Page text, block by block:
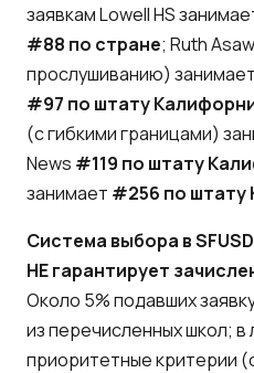
заявкам Lowell HS
#88 по стране; Ruth
прослушиванию)
#97 по штату
(с гибкими границами)
News #119 по штату
занимает #256 по штату
Система выбора в
НЕ гарантирует
Около 5% подавших
из перечисленных школ;
приоритетные критерии